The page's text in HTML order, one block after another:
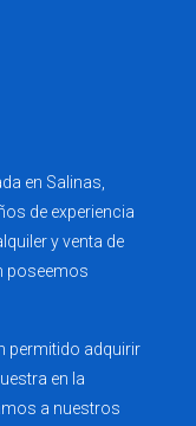
en Salinas,
de experiencia
y venta de
poseemos
permitido adquirir
en la
a nuestros